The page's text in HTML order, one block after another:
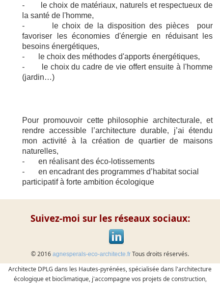
- le choix de matériaux, naturels et respectueux de
la santé de l'homme,
- le choix de la disposition des pièces pour
favoriser les économies d'énergie en réduisant les
besoins énergétiques,
- le choix des méthodes d'apports énergétiques,
- le choix du cadre de vie offert ensuite à l'homme
(jardin…)
Pour promouvoir cette philosophie architecturale, et
rendre accessible l’architecture durable, j’ai étendu
mon activité à la création de quartier de maisons
naturelles,
- en réalisant des éco-lotissements
- en encadrant des programmes d’habitat social
participatif à forte ambition écologique
Suivez-moi sur les réseaux sociaux:
© 2016 agnesperals-eco-architecte.fr Tous droits réservés.
Architecte DPLG dans les Hautes-pyrénées, spécialisée dans l'architecture
écologique et bioclimatique, j'accompagne vos projets de construction,